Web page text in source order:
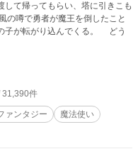
て帰ってもらい、塔に引きこも
転がり込んでくる。 どう
31,390件
ァンタジー
魔法使い